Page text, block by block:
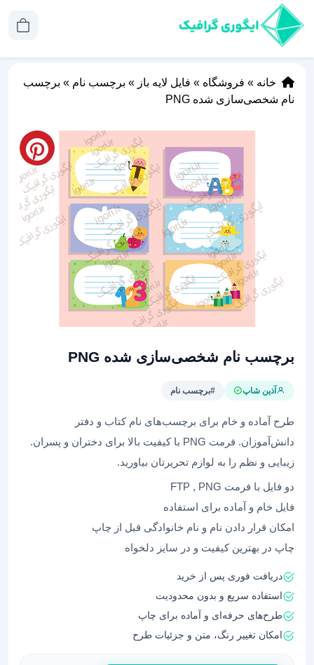
خانه » فروشگاه » فایل لایه باز » برچسب نام » برچسب‌
نام شخصی‌سازی شده PNG
برچسب‌ نام شخصی‌سازی شده PNG
آذین شاپ #برچسب نام
طرح‌ آماده و خام برای برچسب‌های نام کتاب و دفتر
دانش‌آموزان. فرمت PNG با کیفیت بالا برای دختران و پسران.
زیبایی و نظم را به لوازم تحریرتان بیاورید.
دو فایل با فرمت FTP , PNG
فایل خام و آماده برای استفاده
امکان قرار دادن نام و نام خانوادگی قبل از چاپ
چاپ در بهترین کیفیت و در سایز دلخواه
دریافت فوری پس از خرید
استفاده سریع و بدون محدودیت
طرح‌های حرفه‌ای و آماده برای چاپ
امکان تغییر رنگ، متن و جزئیات طرح